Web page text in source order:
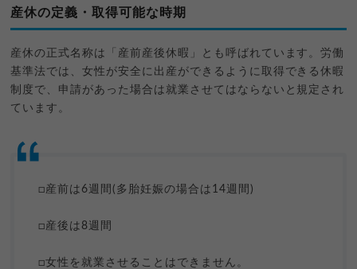
産休の定義・取得可能な時期
産休の正式名称は「産前産後休暇」とも呼ばれています。労働
基準法では、女性が安全に出産ができるように取得できる休暇
制度で、申請があった場合は就業させてはならないと規定され
ています。
□産前は6週間(多胎妊娠の場合は14週間)
□産後は8週間
□女性を就業させることはできません。